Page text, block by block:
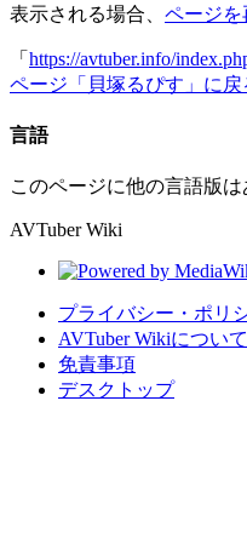
表示される場合、 ページを
「 https://avtuber.info/
ページ「貝塚るぴす」に戻
言語
このページに他の言語版は
AVTuber Wiki
プライバシー・ポリ
AVTuber Wikiについて
免責事項
デスクトップ